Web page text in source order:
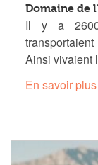
Domaine de
Il y a 2600
Ainsi vivaient
En savoir plus